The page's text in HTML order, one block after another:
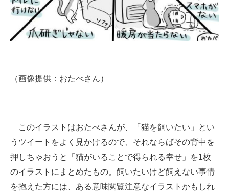
製造業のIT導入・活用を支援
モノづくり技術者専門サイト
エネルギーの専門メディア
（画像提供：おたべさん）
このイラストはおたべさんが、「猫を飼いたい」とい
うツイートをよく見かけるので、それならばその背中を
押しちゃおうと「猫がいることで得られる幸せ」を1枚
のイラストにまとめたもの。飼いたいけど飼えない事情
を抱えた方には、ある意味閲覧注意なイラストかもしれ